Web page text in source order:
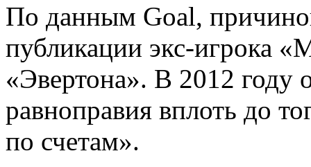
По данным Goal,
публикации экс-игрока
«Эвертона». В 2012
равноправия вплоть до
по счетам».